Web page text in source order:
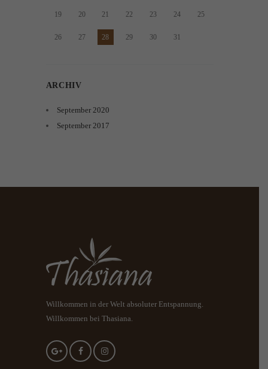
19 20 21 22 23 24 25
26 27 28 29 30 31
ARCHIV
September 2020
September 2017
Willkommen in der Welt absoluter Entspannung.
Willkommen bei Thasiana.